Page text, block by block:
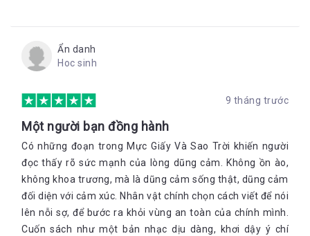
Tớ sẽ băng qua cánh rừng để tìm ra kẻ đã giết chết Cata. Khi
tớ quay về chúng ta có thể tiếp tục làm bạn thân nhé.
XXXXXX
P.S: Kiểm tra lại bên dưới bình lọ. Tớ gửi cậu giữ nó hộ tớ.
Tôi mở cửa và nhấc lọ hoa lên, hai tay tôi run rẩy khi đẩy dây
chuyền dày cộm ra. Mặt dây chuyền khóa của Lupe.
Tiếng gào thét bên tai tôi.
Tớ sẽ chứng minh cho cậu thấy tớ không phải kẻ tồi tệ.
Ẩn danh
Hoc sinh
9 tháng trước
Một người bạn đồng hành
Có những đoạn trong Mực Giấy Và Sao Trời khiến người
đọc thấy rõ sức mạnh của lòng dũng cảm. Không ồn ào,
không khoa trương, mà là dũng cảm sống thật, dũng cảm
đối diện với cảm xúc. Nhân vật chính chọn cách viết để nói
lên nỗi sợ, để bước ra khỏi vùng an toàn của chính mình.
Cuốn sách như một bản nhạc dịu dàng, khơi dậy ý chí